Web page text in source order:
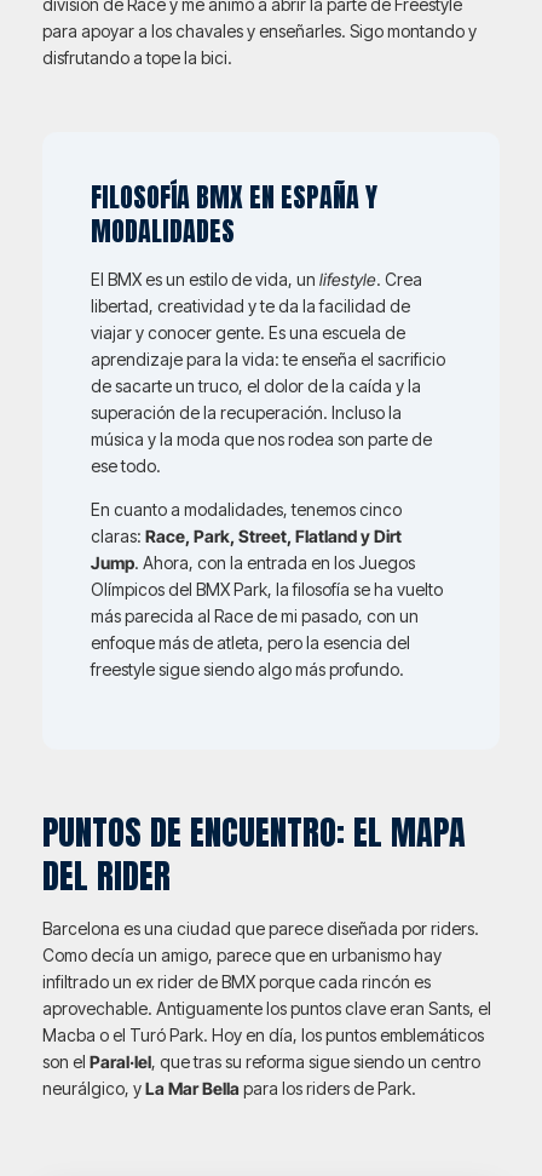
para apoyar a los chavales y enseñarles. Sigo montando y
disfrutando a tope la bici.
FILOSOFÍA BMX EN ESPAÑA Y
MODALIDADES
El BMX es un estilo de vida, un lifestyle. Crea
libertad, creatividad y te da la facilidad de
viajar y conocer gente. Es una escuela de
aprendizaje para la vida: te enseña el sacrificio
de sacarte un truco, el dolor de la caída y la
superación de la recuperación. Incluso la
música y la moda que nos rodea son parte de
ese todo.
En cuanto a modalidades, tenemos cinco
claras: Race, Park, Street, Flatland y Dirt
Jump. Ahora, con la entrada en los Juegos
Olímpicos del BMX Park, la filosofía se ha vuelto
más parecida al Race de mi pasado, con un
enfoque más de atleta, pero la esencia del
freestyle sigue siendo algo más profundo.
PUNTOS DE ENCUENTRO: EL MAPA
DEL RIDER
Barcelona es una ciudad que parece diseñada por riders.
Como decía un amigo, parece que en urbanismo hay
infiltrado un ex rider de BMX porque cada rincón es
aprovechable. Antiguamente los puntos clave eran Sants, el
Macba o el Turó Park. Hoy en día, los puntos emblemáticos
son el Paral·lel, que tras su reforma sigue siendo un centro
neurálgico, yLa Mar Bella para los riders de Park.